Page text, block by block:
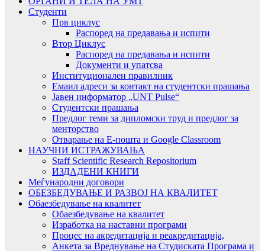
Студенти
Прв циклус
Распоред на предавањa и испити
Втор Циклус
Распоред на предавањa и испити
Документи и упатсва
Институционален правилник
Емаил адреси за контакт на студентски прашања
Јавен информатор „UNT Pulse“
Студентски прашања
Предлог теми за дипломски труд и предлог за
менторство
Отварање на Е-пошта и Google Classroom
НАУЧНИ ИСТРАЖУВАЊА
Staff Scientific Research Repositorium
ИЗДАДЕНИ КНИГИ
Меѓународни договори
ОБЕЗБЕДУВАЊЕ И РАЗВОЈ НА КВАЛИТЕТ
Обаезбедување на квалитет
Обаезбедување на квалитет
Изработка на наставни програми
Процес на акредитација и реакредитација,
Анкета за Вреднување на Студиската Програма и